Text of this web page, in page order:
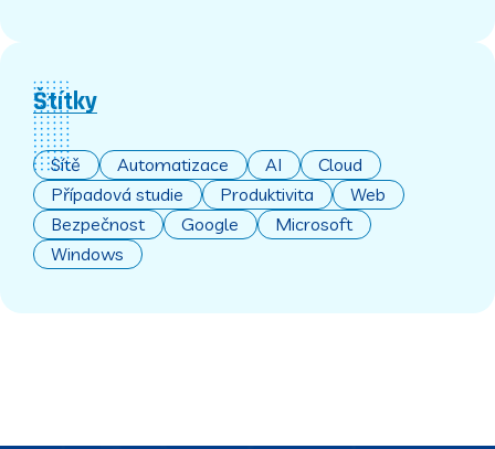
Štítky
Sítě Automatizace AI
Cloud
Případová studie
Produktivita
Web
Bezpečnost
Google
Microsoft
Windows